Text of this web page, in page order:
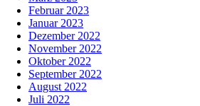
Februar 2023
Januar 2023
Dezember 2022
November 2022
Oktober 2022
September 2022
August 2022
Juli 2022